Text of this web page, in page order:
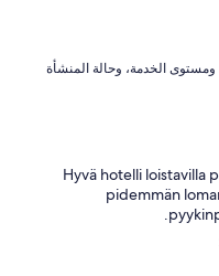
عناصر نالت الإعجاب: ⁦النظافة⁩، و⁦العاملون ومستوى الخدمة⁩، و⁦حالة المنشأة
Hyvä hotelli loistavilla
pidemmän